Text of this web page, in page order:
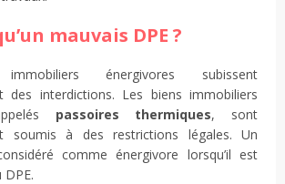
mauvais DPE ?
énergivores subissent
des interdictions. Les biens immobiliers
passoires thermiques, sont
soumis à des restrictions légales. Un
comme énergivore lorsqu’il est
DPE.